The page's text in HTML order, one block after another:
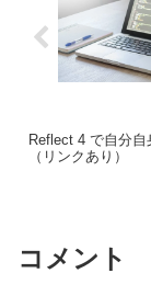
Reflect 4 で自分自
（リンクあり）
コメント